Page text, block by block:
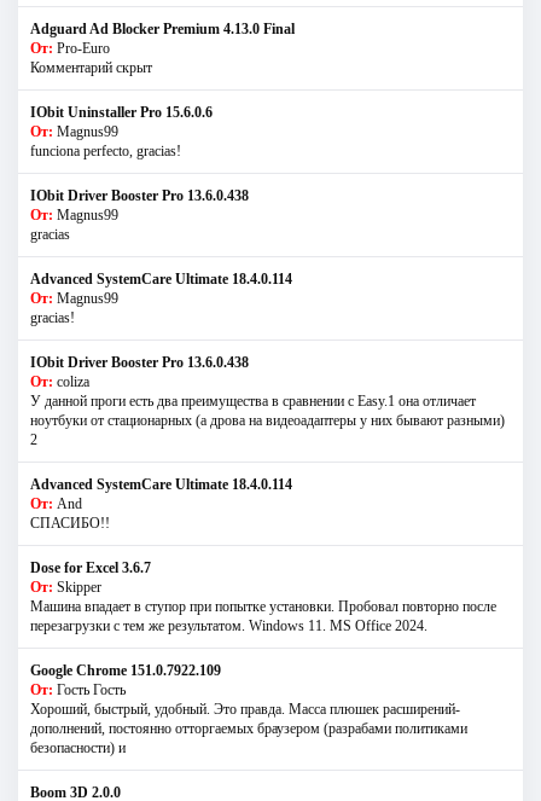
Adguard Ad Blocker Premium 4.13.0 Final
От: Pro-Euro
Комментарий скрыт
IObit Uninstaller Pro 15.6.0.6
От: Magnus99
funciona perfecto, gracias!
IObit Driver Booster Pro 13.6.0.438
От: Magnus99
gracias
Advanced SystemCare Ultimate 18.4.0.114
От: Magnus99
gracias!
IObit Driver Booster Pro 13.6.0.438
От: coliza
У данной проги есть два преимущества в сравнении с Easy.1 она отличает
ноутбуки от стационарных (а дрова на видеоадаптеры у них бывают разными)
2
Advanced SystemCare Ultimate 18.4.0.114
От: And
СПАСИБО!!
Dose for Excel 3.6.7
От: Skipper
Машина впадает в ступор при попытке установки. Пробовал повторно после
перезагрузки с тем же результатом. Windows 11. MS Offiсe 2024.
Google Chrome 151.0.7922.109
От: Гость Гость
Хороший, быстрый, удобный. Это правда. Масса плюшек расширений-
дополнений, постоянно отторгаемых браузером (разрабами политиками
безопасности) и
Boom 3D 2.0.0